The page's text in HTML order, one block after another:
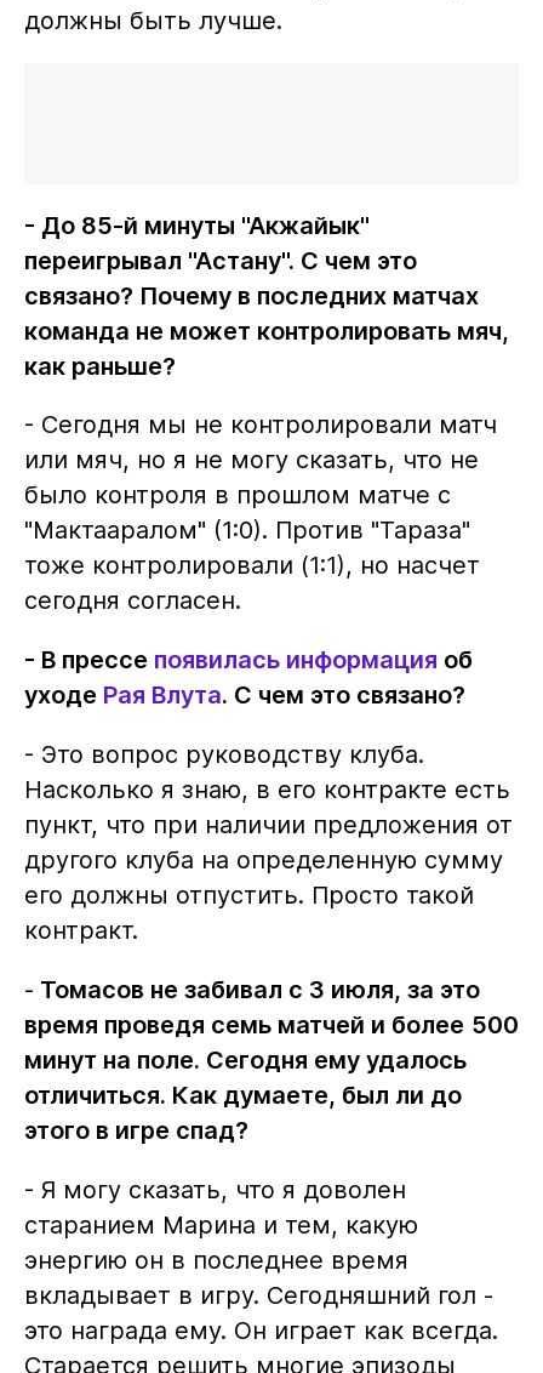
должны быть лучше.
- До 85-й минуты "Акжайык"
переигрывал "Астану". С чем это
связано? Почему в последних матчах
команда не может контролировать мяч,
как раньше?
- Сегодня мы не контролировали матч
или мяч, но я не могу сказать, что не
было контроля в прошлом матче с
"Мактааралом" (1:0). Против "Тараза"
тоже контролировали (1:1), но насчет
сегодня согласен.
- В прессе появилась информация об
уходе Рая Влута. С чем это связано?
- Это вопрос руководству клуба.
Насколько я знаю, в его контракте есть
пункт, что при наличии предложения от
другого клуба на определенную сумму
его должны отпустить. Просто такой
контракт.
- Томасов не забивал с 3 июля, за это
время проведя семь матчей и более 500
минут на поле. Сегодня ему удалось
отличиться. Как думаете, был ли до
этого в игре спад?
- Я могу сказать, что я доволен
старанием Марина и тем, какую
энергию он в последнее время
вкладывает в игру. Сегодняшний гол -
это награда ему. Он играет как всегда.
Старается решить многие эпизоды